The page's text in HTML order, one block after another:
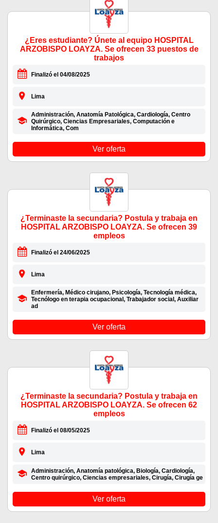
¿Eres estudiante? Únete al equipo HOSPITAL
ARZOBISPO LOAYZA. Se ofrecen 33 puestos de
trabajos
Finalizó el 04/08/2025
Lima
Administración, Anatomía Patológica, Cardiología, Centro
Quirúrgico, Ciencias Empresariales, Computación e
Informática, Com
Ver oferta
¿Terminaste la secundaria? Postula y trabaja en
HOSPITAL ARZOBISPO LOAYZA. Se ofrecen 39
empleos
Finalizó el 24/06/2025
Lima
Enfermería, Médico cirujano, Psicología, Tecnología médica,
Tecnólogo en terapia ocupacional, Trabajador social, Auxiliar
ad
Ver oferta
¿Terminaste la secundaria? Postula y trabaja en
HOSPITAL ARZOBISPO LOAYZA. Se ofrecen 62
empleos
Finalizó el 08/05/2025
Lima
Administración, Anatomía patológica, Biología, Cardiología,
Centro quirúrgico, Ciencias empresariales, Cirugía, Cirugía ge
Ver oferta